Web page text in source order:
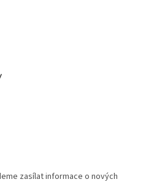
zasílat informace o nových